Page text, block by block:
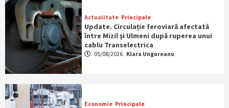
Actualitate Principale
Update. Circulație feroviară afectată
între Mizil și Ulmeni după ruperea unui
cablu Transelectrica
05/08/2026 Klara Ungureanu
Economie Principale